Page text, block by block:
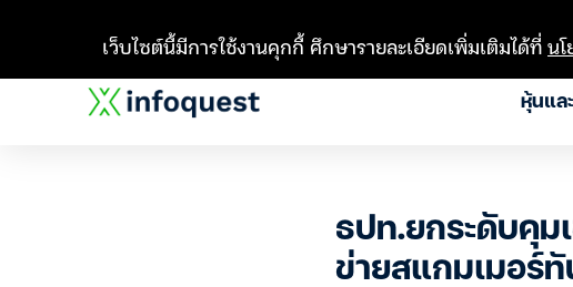
หุ้นแล
ธปท.ยกระดับคุ
ข่ายสแกมเมอร์
เว็บไซต์นี้มีการใช้งานคุกกี้ ศึกษารายละเอียดเพิ่มเติมได้ที่น